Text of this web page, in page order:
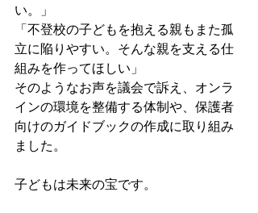
い。」
「不登校の子どもを抱える親もまた孤
立に陥りやすい。そんな親を支える仕
組みを作ってほしい」
そのようなお声を議会で訴え、オンラ
インの環境を整備する体制や、保護者
向けのガイドブックの作成に取り組み
ました。
子どもは未来の宝です。